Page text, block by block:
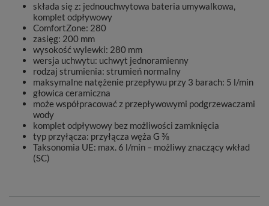
składa się z: jednouchwytowa bateria umywalkowa,
komplet odpływowy
ComfortZone: 280
zasięg: 200 mm
wysokość wylewki: 280 mm
wersja uchwytu: uchwyt jednoramienny
rodzaj strumienia: strumień normalny
maksymalne natężenie przepływu przy 3 barach: 5 l/min
głowica ceramiczna
może współpracować z przepływowymi podgrzewaczami
wody
komplet odpływowy bez możliwości zamknięcia
typ przyłącza: przyłącza węża G ⅜
Taksonomia UE: max. 6 l/min – możliwy znaczący wkład
(SC)